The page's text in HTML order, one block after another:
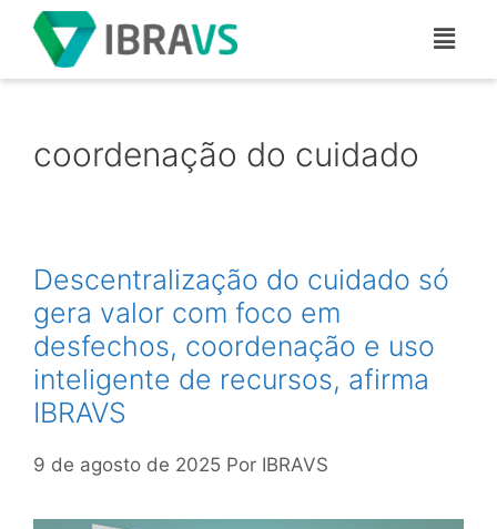
coordenação do cuidado
Descentralização do cuidado só
gera valor com foco em
desfechos, coordenação e uso
inteligente de recursos, afirma
IBRAVS
9 de agosto de 2025 Por IBRAVS